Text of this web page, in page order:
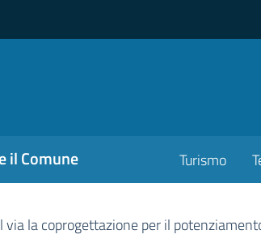
il Comune Turismo
al via la coprogettazione per il